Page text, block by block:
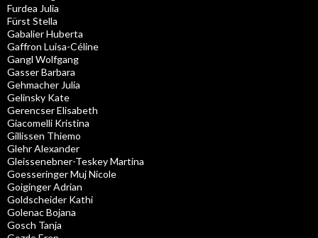
Furdea Julia
Fürst Stella
Gabalier Huberta
Gaffron Luisa-Céline
Gangl Wolfgang
Gasser Barbara
Gehmacher Julia
Gelinsky Kate
Gerencser Elisabeth
Giacomelli Kristina
Gillissen Thiemo
Glehr Alexander
Gleissenebner-Teskey Martina
Goesseringer Muj Nicole
Goiginger Adrian
Goldscheider Kathi
Golenac Bojana
Gosch Tanja